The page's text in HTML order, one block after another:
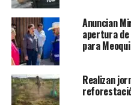
Anuncian
apertura de
para Meoqui
Realizan